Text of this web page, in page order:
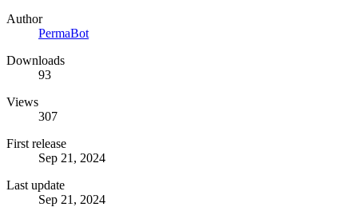
Author
PermaBot
Downloads
93
Views
307
First release
Sep 21, 2024
Last update
Sep 21, 2024